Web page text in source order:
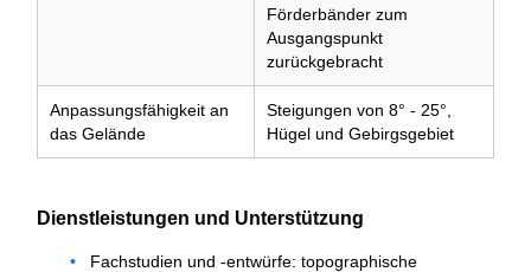
Förderbänder zum
Ausgangspunkt
zurückgebracht
Anpassungsfähigkeit an
das Gelände
Steigungen von 8° - 25°,
Hügel und Gebirgsgebiet
Dienstleistungen und Unterstützung
Fachstudien und -entwürfe: topographische